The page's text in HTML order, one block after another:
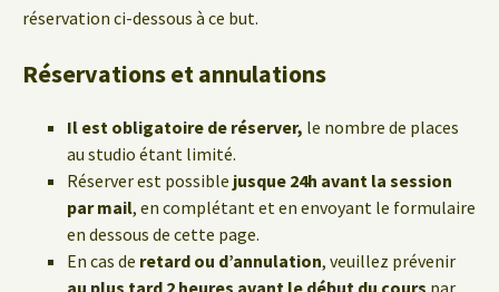
réservation ci-dessous à ce but.
Réservations et annulations
Il est obligatoire de réserver, le nombre de places
au studio étant limité.
Réserver est possible jusque 24h avant la session
par mail, en complétant et en envoyant le formulaire
en dessous de cette page.
En cas de retard ou d’annulation, veuillez prévenir
au plus tard 2 heures avant le début du cours par